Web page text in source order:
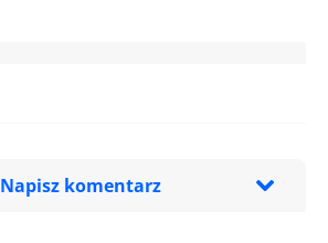
Napisz komentarz